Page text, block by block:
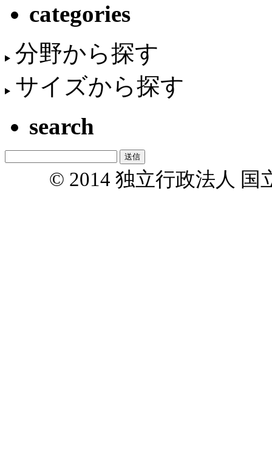
categories
分野から探す
サイズから探す
search
© 2014 独立行政法人 国